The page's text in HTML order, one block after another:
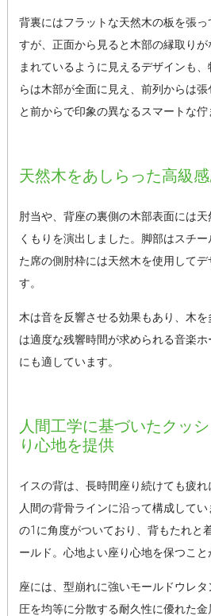
背裏にはフラットな天然木の板を張
すが、正面から見ると木部の縁取り
まれているように見えるデザインも
らは木部が全面に見え、前列からは
と前からで印象の異なるスマートな佇
天然木をあしらった高級
肘当や、背座の裏側の木部表面には
くもりを演出しました。脚部はスチ
た席の側肘枠には天然木を使用して
す。
木は音を反響させる効果もあり、木
は適度な残響時間が求められる音楽
にも適しています。
人間工学に基づいたクッ
り心地を提供
イスの背は、長時間座り続けても疲れ
人間の背骨ラインに沿って構成して
の1に角度がついており、背もたれと
ールド。心地よい座り心地を保つこと
座には、型崩れに強いモールドウレ
圧を均等に分散する耐久性に優れた